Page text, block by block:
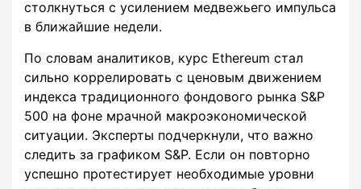
столкнуться с усилением медвежьего импульса
в ближайшие недели.
По словам аналитиков, курс Ethereum стал
сильно коррелировать с ценовым движением
индекса традиционного фондового рынка S&P
500 на фоне мрачной макроэкономической
ситуации. Эксперты подчеркнули, что важно
следить за графиком S&P. Если он повторно
успешно протестирует необходимые уровни